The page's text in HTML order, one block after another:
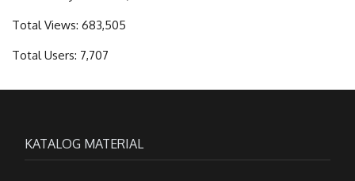
Total Views: 683,505
Total Users: 7,707
KATALOG MATERIAL